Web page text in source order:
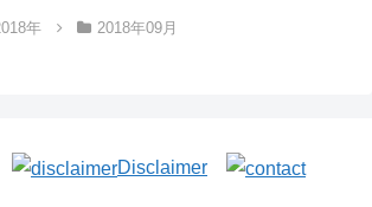
年 2018年09月
Disclaimer